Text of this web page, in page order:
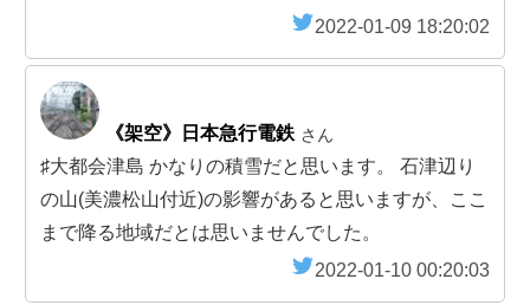
2022-01-09 18:20:02
《架空》日本急行電鉄 さん
♯大都会津島 かなりの積雪だと思います。 石津辺り
の山(美濃松山付近)の影響があると思いますが、ここ
まで降る地域だとは思いませんでした。
2022-01-10 00:20:03